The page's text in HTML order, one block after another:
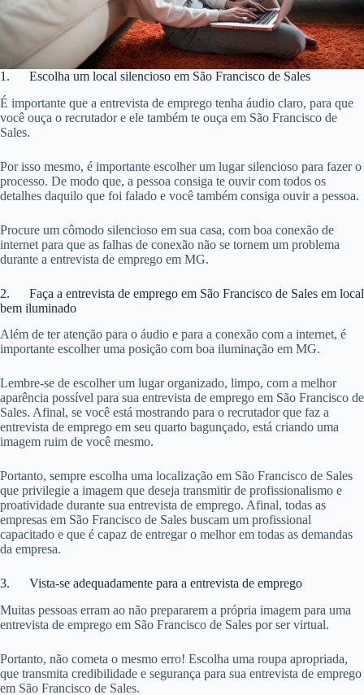
1. Escolha um local silencioso em São Francisco de Sales
É importante que a entrevista de emprego tenha áudio claro, para que
você ouça o recrutador e ele também te ouça em São Francisco de
Sales.
Por isso mesmo, é importante escolher um lugar silencioso para fazer o
processo. De modo que, a pessoa consiga te ouvir com todos os
detalhes daquilo que foi falado e você também consiga ouvir a pessoa.
Procure um cômodo silencioso em sua casa, com boa conexão de
internet para que as falhas de conexão não se tornem um problema
durante a entrevista de emprego em MG.
2. Faça a entrevista de emprego em São Francisco de Sales em local
bem iluminado
Além de ter atenção para o áudio e para a conexão com a internet, é
importante escolher uma posição com boa iluminação em MG.
Lembre-se de escolher um lugar organizado, limpo, com a melhor
aparência possível para sua entrevista de emprego em São Francisco de
Sales. Afinal, se você está mostrando para o recrutador que faz a
entrevista de emprego em seu quarto bagunçado, está criando uma
imagem ruim de você mesmo.
Portanto, sempre escolha uma localização em São Francisco de Sales
que privilegie a imagem que deseja transmitir de profissionalismo e
proatividade durante sua entrevista de emprego. Afinal, todas as
empresas em São Francisco de Sales buscam um profissional
capacitado e que é capaz de entregar o melhor em todas as demandas
da empresa.
3. Vista-se adequadamente para a entrevista de emprego
Muitas pessoas erram ao não prepararem a própria imagem para uma
entrevista de emprego em São Francisco de Sales por ser virtual.
Portanto, não cometa o mesmo erro! Escolha uma roupa apropriada,
que transmita credibilidade e segurança para sua entrevista de emprego
em São Francisco de Sales.